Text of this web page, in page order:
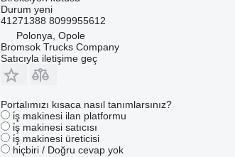
Durum yeni
41271388 8099955612
Polonya, Opole
Bromsok Trucks Company
Satıcıyla iletişime geç
Portalımızı kısaca nasıl tanımlarsınız?
i̇ş makinesi ilan platformu
i̇ş makinesi satıcısı
i̇ş makinesi üreticisi
hiçbiri / Doğru cevap yok